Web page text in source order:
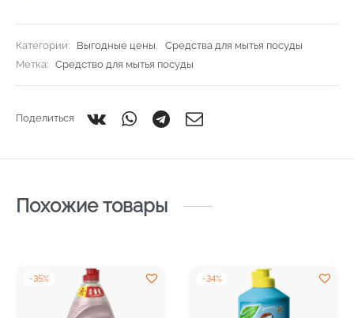
Категории: Выгодные цены,
Средства для мытья посуды
Метка: Средство для мытья посуды
Поделиться
Похожие товары
-35% -34%